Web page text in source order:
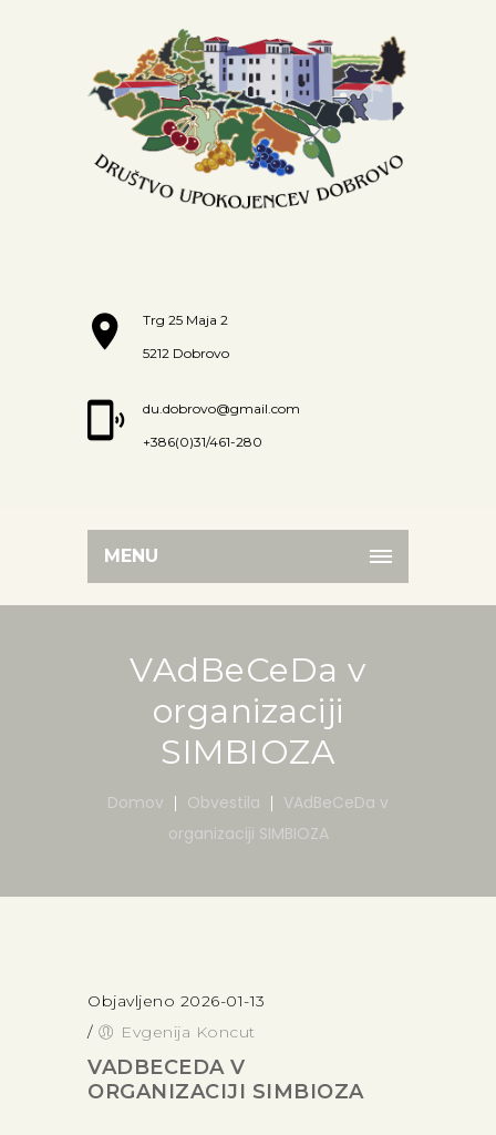
Trg 25 Maja 2
5212 Dobrovo
du.dobrovo@gmail.com
+386(0)31/461-280
MENU
VAdBeCeDa v
organizaciji
SIMBIOZA
Domov Obvestila
VAdBeCeDa v
organizaciji SIMBIOZA
Objavljeno 2026-01-13
/
Evgenija Koncut
VADBECEDA V
ORGANIZACIJI SIMBIOZA